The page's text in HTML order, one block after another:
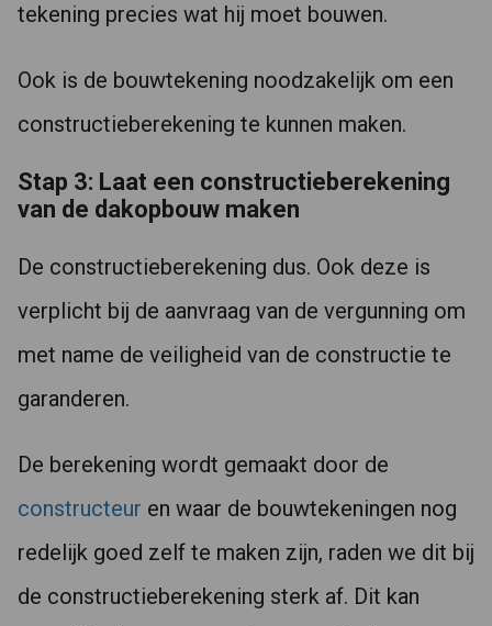
tekening precies wat hij moet bouwen.
Ook is de bouwtekening noodzakelijk om een
constructieberekening te kunnen maken.
Stap 3: Laat een constructieberekening
van de dakopbouw maken
De constructieberekening dus. Ook deze is
verplicht bij de aanvraag van de vergunning om
met name de veiligheid van de constructie te
garanderen.
De berekening wordt gemaakt door de
constructeur en waar de bouwtekeningen nog
redelijk goed zelf te maken zijn, raden we dit bij
de constructieberekening sterk af. Dit kan